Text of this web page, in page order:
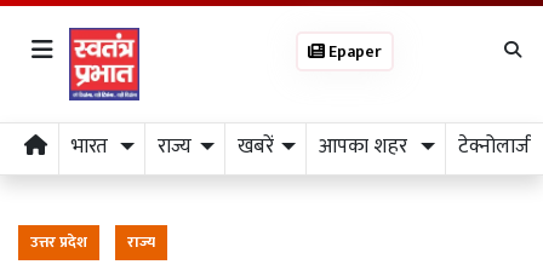
Epaper
भारत राज्य खबरें आपका शहर टेक्नोलाजी
उत्तर प्रदेश राज्य